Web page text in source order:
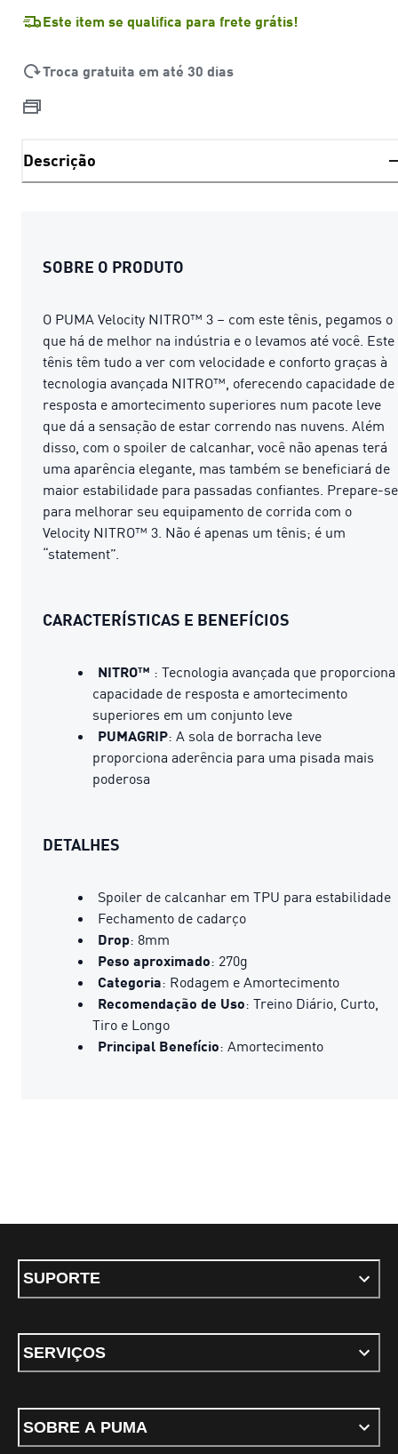
Este item se qualifica para frete grátis!
Troca gratuita em até 30 dias
Descrição
SOBRE O PRODUTO
O PUMA Velocity NITRO™ 3 – com este tênis, pegamos o
que há de melhor na indústria e o levamos até você. Este
tênis têm tudo a ver com velocidade e conforto graças à
tecnologia avançada NITRO™, oferecendo capacidade de
resposta e amortecimento superiores num pacote leve
que dá a sensação de estar correndo nas nuvens. Além
disso, com o spoiler de calcanhar, você não apenas terá
uma aparência elegante, mas também se beneficiará de
maior estabilidade para passadas confiantes. Prepare-se
para melhorar seu equipamento de corrida com o
Velocity NITRO™ 3. Não é apenas um tênis; é um
“statement”.
CARACTERÍSTICAS E BENEFÍCIOS
NITRO™ : Tecnologia avançada que proporciona
capacidade de resposta e amortecimento
superiores em um conjunto leve
PUMAGRIP: A sola de borracha leve
proporciona aderência para uma pisada mais
poderosa
DETALHES
Spoiler de calcanhar em TPU para estabilidade
Fechamento de cadarço
Drop: 8mm
Peso aproximado: 270g
Categoria: Rodagem e Amortecimento
Recomendação de Uso: Treino Diário, Curto,
Tiro e Longo
Principal Benefício: Amortecimento
SUPORTE
SERVIÇOS
SOBRE A PUMA